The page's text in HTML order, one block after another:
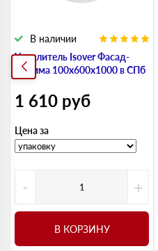
Утеплитель Isover Фасад-
Оптима 100х600х1000 в СПб
В наличии
1 610 руб
Цена за
- +
В КОРЗИНУ